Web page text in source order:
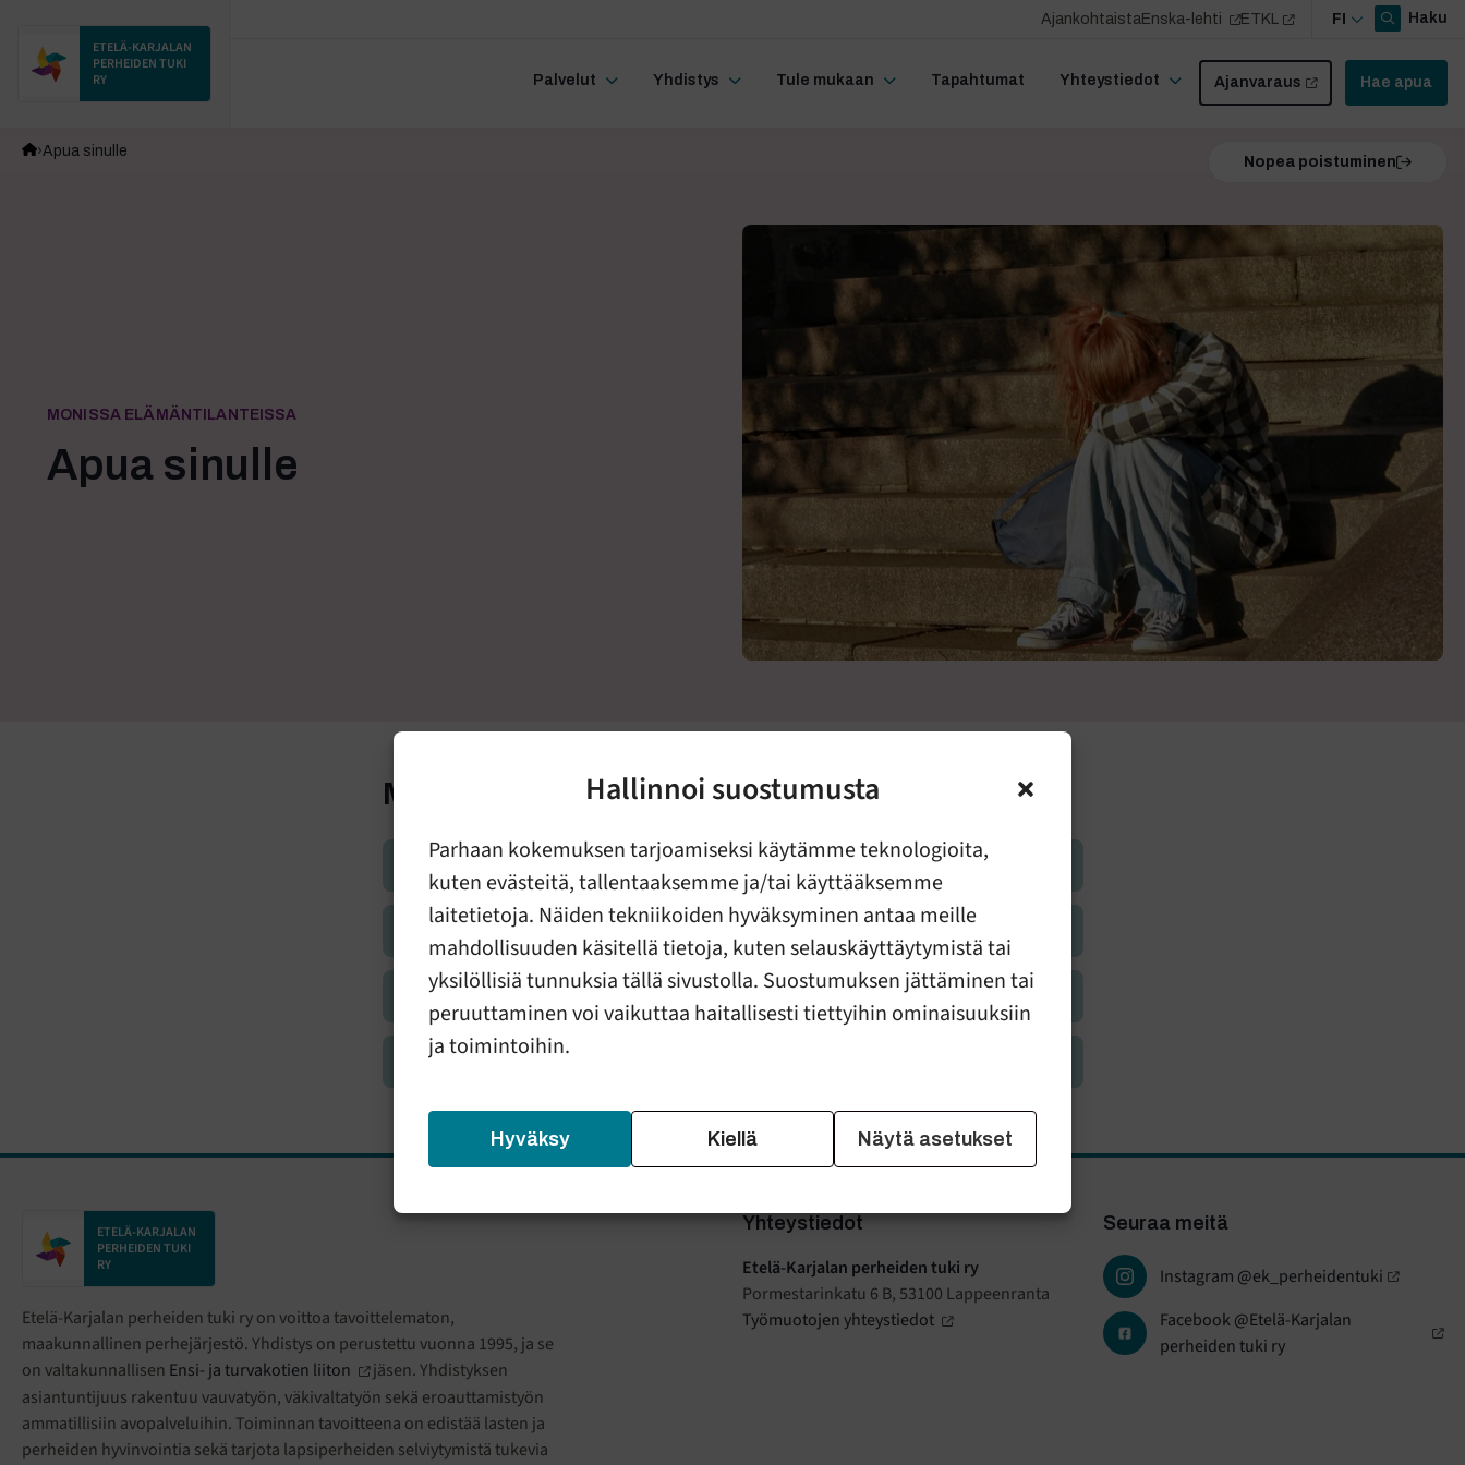
Hallinnoi suostumusta
Parhaan kokemuksen tarjoamiseksi käytämme teknologioita,
kuten evästeitä, tallentaaksemme ja/tai käyttääksemme
laitetietoja. Näiden tekniikoiden hyväksyminen antaa meille
mahdollisuuden käsitellä tietoja, kuten selauskäyttäytymistä tai
yksilöllisiä tunnuksia tällä sivustolla. Suostumuksen jättäminen tai
peruuttaminen voi vaikuttaa haitallisesti tiettyihin ominaisuuksiin
ja toimintoihin.
Hyväksy Kiellä Näytä asetukset
ETELÄ-KARJALAN
PERHEIDEN TUKI
RY
Palvelut Yhdistys Tule mukaan Tapahtumat Yhteystiedot Ajanvaraus Hae apua
AjankohtaistaEnska-lehti ETKL FI Haku
Nopea poistuminen
Apua sinulle
MONISSA ELÄMÄNTILANTEISSA
Apua sinulle
Mihin olet etsimässä apua?
Apua lähisuhdeväkivaltaan
Apua eroon
Apua vauvaperheille
Apua nuorelle lähisuhdeväkivaltaan
ETELÄ-KARJALAN
PERHEIDEN TUKI
RY
Etelä-Karjalan perheiden tuki ry on voittoa tavoittelematon,
maakunnallinen perhejärjestö. Yhdistys on perustettu vuonna 1995, ja se
on valtakunnallisen Ensi- ja turvakotien liiton
jäsen. Yhdistyksen
asiantuntijuus rakentuu vauvatyön, väkivaltatyön sekä eroauttamistyön
ammatillisiin avopalveluihin. Toiminnan tavoitteena on edistää lasten ja
perheiden hyvinvointia sekä tarjota lapsiperheiden selviytymistä tukevia
Yhteystiedot
Etelä-Karjalan perheiden tuki ry
Pormestarinkatu 6 B, 53100 Lappeenranta
Työmuotojen yhteystiedot
Seuraa meitä
Instagram @ek_perheidentuki
Facebook @Etelä-Karjalan
perheiden tuki ry